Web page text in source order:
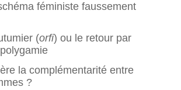
féministe faussement
(orfi) ou le retour par
la complémentarité entre
?